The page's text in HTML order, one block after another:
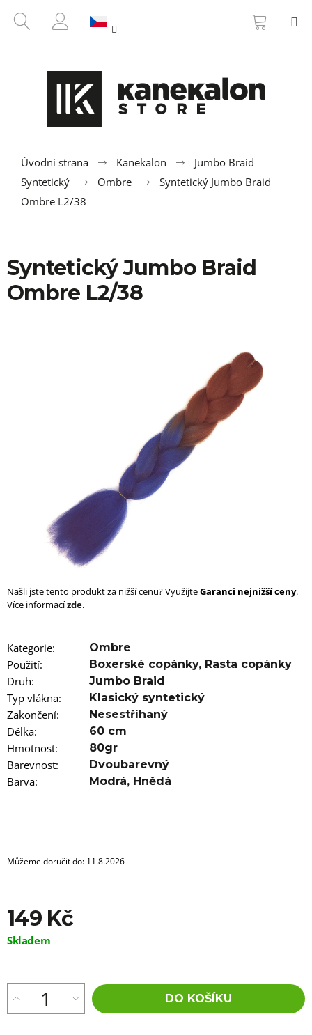
HLEDAT
PŘIHLÁŠENÍ
KOŠÍK
Úvodní strana Kanekalon
Jumbo Braid
Syntetický
Ombre
Syntetický Jumbo Braid
Ombre L2/38
Syntetický Jumbo Braid
Ombre L2/38
Našli jste tento produkt za nižší cenu? VyužijteGaranci nejnižší ceny.
Více informacízde.
Kategorie: Ombre
Použití: Boxerské copánky, Rasta copánky
Druh: Jumbo Braid
Typ vlákna: Klasický syntetický
Zakončení: Nesestříhaný
Délka: 60 cm
Hmotnost: 80gr
Barevnost: Dvoubarevný
Barva: Modrá, Hnědá
Můžeme doručit do: 11.8.2026
149 Kč
Měrná
Skladem
DO KOŠÍKU
ZPĚT
ZPĚT
e
b
e
t
e
HLEDAT
u
č
e
m
e
100%
JUMBO
BRAID
KANEKALON
4
SUPERBRAID
99